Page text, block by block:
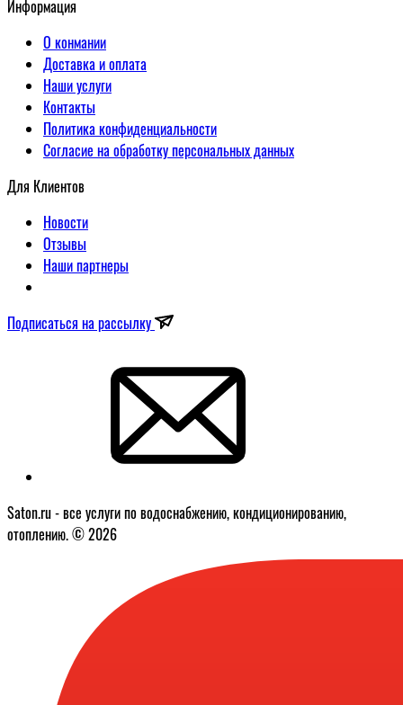
Информация
О конмании
Доставка и оплата
Наши услуги
Контакты
Политика конфиденциальности
Согласие на обработку персональных данных
Для Клиентов
Новости
Отзывы
Наши партнеры
Подписаться на рассылку
Saton.ru - все услуги по водоснабжению, кондиционированию,
отоплению. © 2026